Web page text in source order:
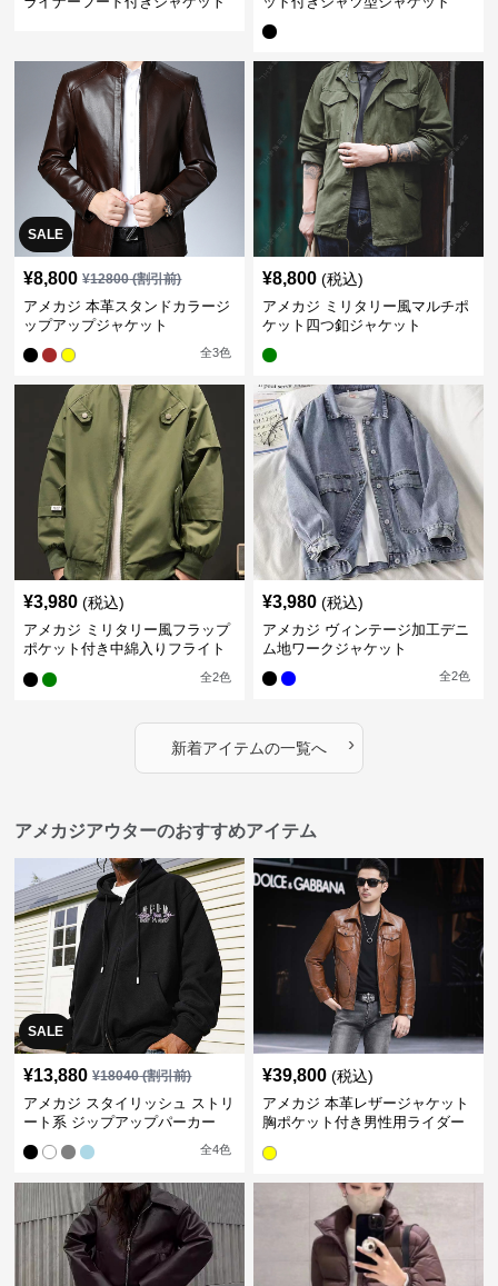
SALE
¥8,800 ¥12800(割引前)
アメカジ 本革スタンドカラージ
ップアップジャケット
全3色
¥8,800 (税込)
アメカジ ミリタリー風マルチポ
ケット四つ釦ジャケット
¥3,980 (税込)
アメカジ ミリタリー風フラップ
ポケット付き中綿入りフライト
全2色
¥3,980 (税込)
アメカジ ヴィンテージ加工デニ
ム地ワークジャケット
全2色
新着アイテムの一覧へ ›
アメカジアウターのおすすめアイテム
SALE
¥13,880 ¥18040(割引前)
アメカジ スタイリッシュ ストリ
ート系 ジップアップパーカー
全4色
¥39,800 (税込)
アメカジ 本革レザージャケット
胸ポケット付き男性用ライダー